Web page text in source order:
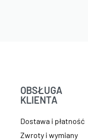
OBSŁUGA
KLIENTA
Dostawa i płatność
Zwroty i wymiany